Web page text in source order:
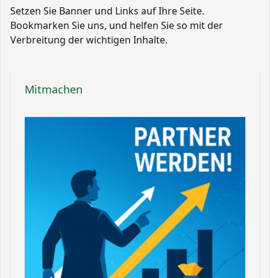
Setzen Sie Banner und Links auf Ihre Seite.
Bookmarken Sie uns, und helfen Sie so mit der
Verbreitung der wichtigen Inhalte.
Mitmachen